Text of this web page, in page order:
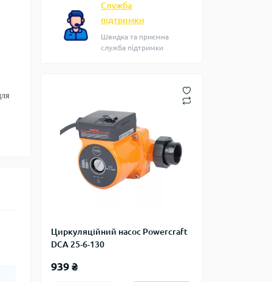
Служба
підтримки
Швидка та приємна
служба підтримки
Циркуляційний насос Powercraft
DCA 25-6-130
939 ₴